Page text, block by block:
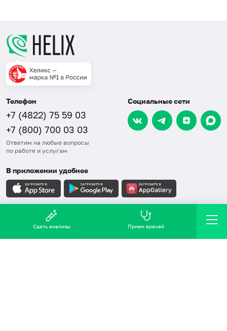
Телефон
+7 (4822) 75 59 03
+7 (800) 700 03 03
Ответим на любые вопросы
по работе и услугам
Социальные сети
В приложении удобнее
Карта сайта
СОУТ
Сдать анализы Прием врачей